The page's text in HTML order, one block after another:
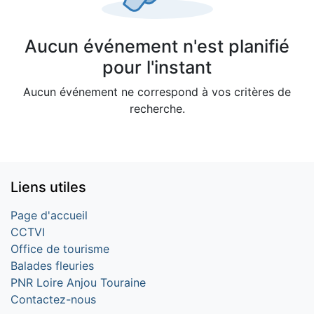
Aucun événement n'est planifié
pour l'instant
Aucun événement ne correspond à vos critères de
recherche.
Liens utiles
Page d'accueil
CCTVI
Office de tourisme
Balades fleuries
PNR Loire Anjou Touraine
Contactez-nous